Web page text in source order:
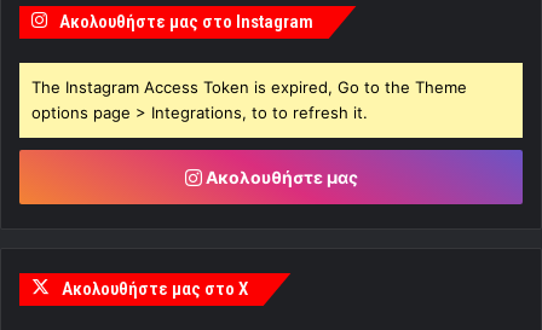
Ακολουθήστε μας στο Instagram
The Instagram Access Token is expired, Go to the Theme
options page > Integrations, to to refresh it.
Ακολουθήστε μας
Ακολουθήστε μας στο X